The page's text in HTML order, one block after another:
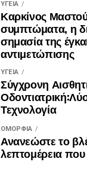
ΥΓΕΊΑ
Καρκίνος
συμπτώματα, η
σημασία της
αντιμετώπισης
ΥΓΕΊΑ
Σύγχρονη
Τεχνολογία
ΟΜΟΡΦΙΆ
Ανανεώστε το
λεπτομέρεια